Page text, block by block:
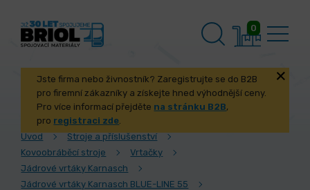
0
Jste firma nebo živnostník? Zaregistrujte se do B2B
pro firemní zákazníky a získejte hned výhodnější ceny.
Pro více informací přejděte na stránku B2B,
pro registraci zde.
Úvod
Stroje a příslušenství
Kovoobráběcí stroje
Vrtačky
Jádrové vrtáky Karnasch
Jádrové vrtáky Karnasch BLUE-LINE 55